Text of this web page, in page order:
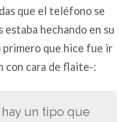
que el teléfono se
hechando en su
primero que hice fue ir
con cara de flaite-:
hay un tipo que